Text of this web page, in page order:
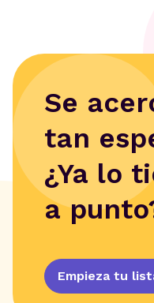
Se
tan
¿Ya lo
a
Empieza tu